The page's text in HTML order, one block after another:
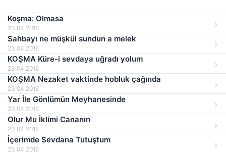
Koşma: Olmasa
23.04.2016
Sahbayı ne müşkül sundun a melek
23.04.2016
KOŞMA Küre-i sevdaya uğradı yolum
23.04.2016
KOŞMA Nezaket vaktinde hobluk çağında
23.04.2016
Yar İle Gönlümün Meyhanesinde
23.04.2016
Olur Mu İklimi Cananın
23.04.2016
İçerimde Sevdana Tutuştum
23.04.2016